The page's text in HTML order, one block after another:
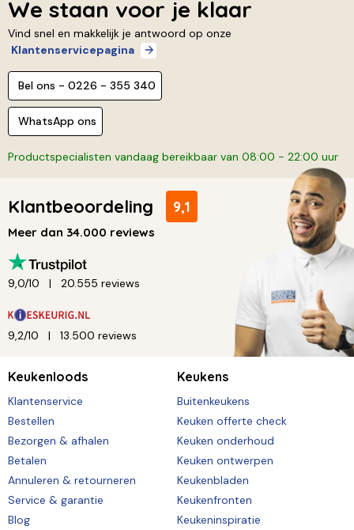
We staan voor je klaar
Vind snel en makkelijk je antwoord op onze
Klantenservicepagina
Bel ons - 0226 - 355 340
WhatsApp ons
Productspecialisten vandaag bereikbaar van 08:00 - 22:00 uur
Klantbeoordeling 9,1
Meer dan 34.000 reviews
9,0/10 20.555 reviews
9,2/10 13.500 reviews
Keukenloods
Klantenservice
Bestellen
Bezorgen & afhalen
Betalen
Annuleren & retourneren
Service & garantie
Blog
Keukens
Buitenkeukens
Keuken offerte check
Keuken onderhoud
Keuken ontwerpen
Keukenbladen
Keukenfronten
Keukeninspiratie